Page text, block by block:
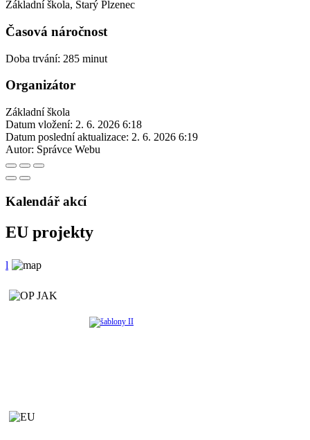
Základní škola, Starý Plzenec
Časová náročnost
Doba trvání: 285 minut
Organizátor
Základní škola
Datum vložení: 2. 6. 2026 6:18
Datum poslední aktualizace: 2. 6. 2026 6:19
Autor: Správce Webu
Kalendář akcí
EU projekty
l